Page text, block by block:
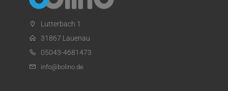
Lutterbach 1
31867 Lauenau
05043-4681473
info@bolino.de